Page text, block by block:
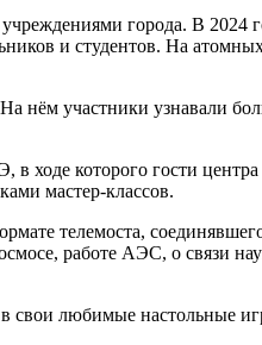
города. В 2024
и студентов. На
участники узнавали
которого гости центра
мастер-классов.
телемоста,
работе АЭС, о связи
любимые настольные